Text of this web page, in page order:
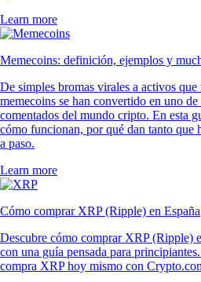
Learn more
Memecoins: definición, ejemplos y
De simples bromas virales a activos
memecoins se han convertido en uno
comentados del mundo cripto. En esta
cómo funcionan, por qué dan tanto que
a paso.
Learn more
Cómo comprar XRP (Ripple) en España
Descubre cómo comprar XRP (Ripple)
con una guía pensada para
compra XRP hoy mismo con